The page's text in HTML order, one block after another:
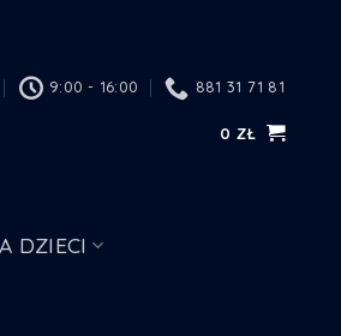
9:00 - 16:00 881 31 71 81
0 ZŁ
DZIECI